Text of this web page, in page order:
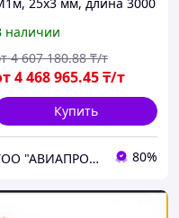
наличии
4 468 965.45₸/т
4 607 180.88 ₸/т
Купить
ТОО "АВИАПРОМСТАЛЬ" 80%